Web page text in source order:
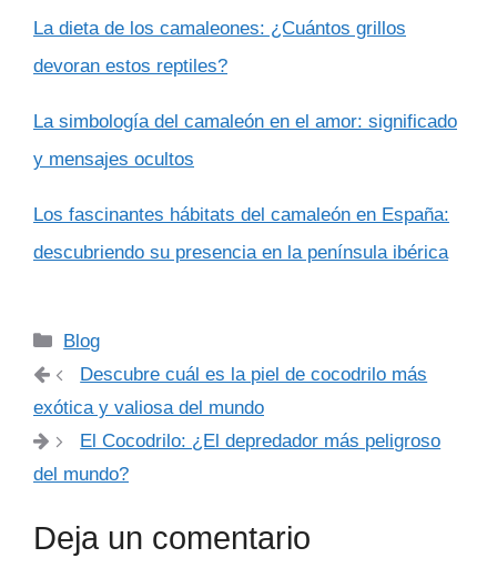
La dieta de los camaleones: ¿Cuántos grillos
devoran estos reptiles?
La simbología del camaleón en el amor: significado
y mensajes ocultos
Los fascinantes hábitats del camaleón en España:
descubriendo su presencia en la península ibérica
Categorías
Blog
Descubre cuál es la piel de cocodrilo más
exótica y valiosa del mundo
El Cocodrilo: ¿El depredador más peligroso
del mundo?
Deja un comentario